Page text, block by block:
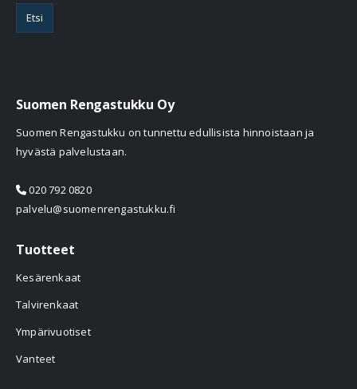
Etsi
Suomen Rengastukku Oy
Suomen Rengastukku on tunnettu edullisista hinnoistaan ja
hyvästä palvelustaan.
020 792 0820
palvelu@suomenrengastukku.fi
Tuotteet
Kesärenkaat
Talvirenkaat
Ympärivuotiset
Vanteet